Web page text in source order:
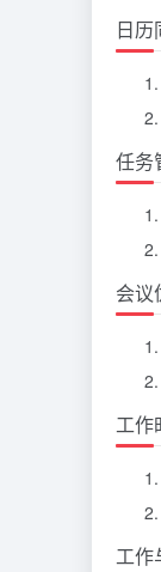
日历
任务
会议
工作
工作